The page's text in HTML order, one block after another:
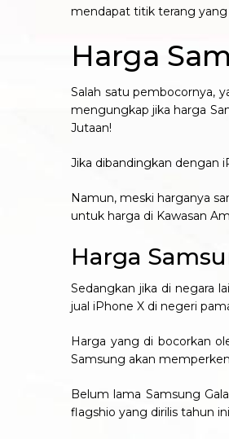
mendapat titik terang yang
Harga
Salah satu pembocornya,
mengungkap jika harga
Jutaan!
Jika dibandingkan dengan
Namun, meski harganya
untuk harga di Kawasan
Harga
Sedangkan jika di negara
jual iPhone X di negeri
Harga yang di bocorkan
Samsung akan
Belum lama Samsung
flagshio yang dirilis tahun